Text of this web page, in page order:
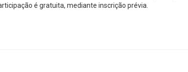
é gratuita, mediante inscrição prévia.